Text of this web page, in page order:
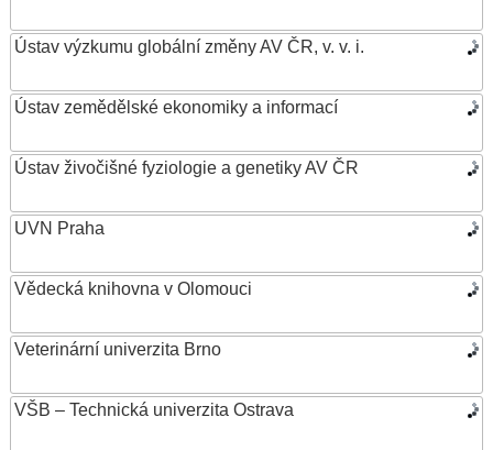
Ústav výzkumu globální změny AV ČR, v. v. i.
Ústav zemědělské ekonomiky a informací
Ústav živočišné fyziologie a genetiky AV ČR
UVN Praha
Vědecká knihovna v Olomouci
Veterinární univerzita Brno
VŠB – Technická univerzita Ostrava